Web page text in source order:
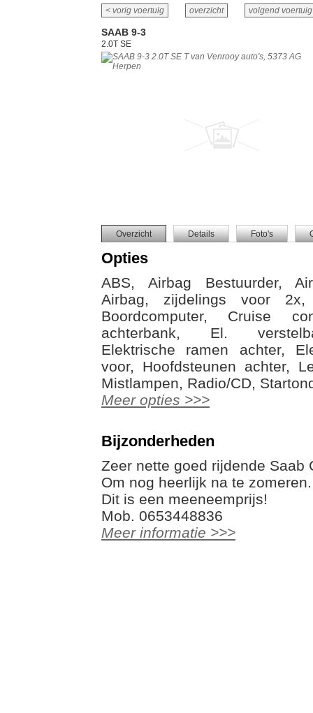
< vorig voertuig overzicht volgend
SAAB 9-3
2.0T SE
Overzicht Details Foto's
Opties
ABS, Airbag Bestuurder,
Airbag, zijdelings voor 2x,
Boordcomputer, Cruise
achterbank, El.
Elektrische ramen achter,
voor, Hoofdsteunen achter,
Mistlampen, Radio/CD,
Meer opties >>>
Bijzonderheden
Zeer nette goed rijdende Saab
Om nog heerlijk na te zomeren.
Dit is een meeneemprijs!
Mob. 0653448836
Meer informatie >>>